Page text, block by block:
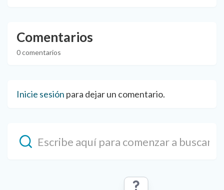
Comentarios
0 comentarios
Inicie sesión para dejar un comentario.